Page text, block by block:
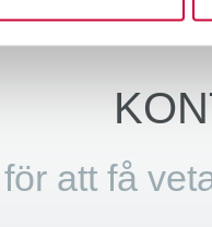
för att få